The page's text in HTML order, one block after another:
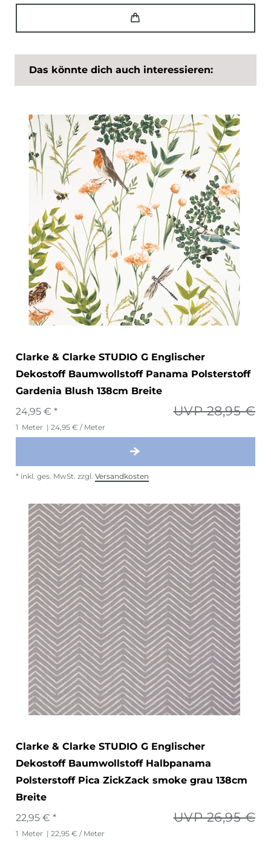
Das könnte dich auch interessieren:
Clarke & Clarke STUDIO G Englischer
Dekostoff Baumwollstoff Panama Polsterstoff
Gardenia Blush 138cm Breite
UVP 28,95 €
24,95 € *
1 Meter | 24,95 € / Meter
* inkl. ges. MwSt. zzgl. Versandkosten
Clarke & Clarke STUDIO G Englischer
Dekostoff Baumwollstoff Halbpanama
Polsterstoff Pica ZickZack smoke grau 138cm
Breite
UVP 26,95 €
22,95 € *
1 Meter | 22,95 € / Meter